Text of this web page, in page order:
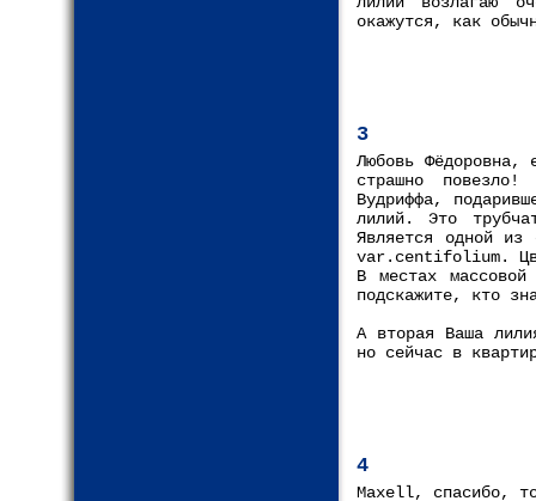
окажутся, как
3
Любовь Фёдоровна,
страшно
Вудриффа,
лилий. Это
Является одной
var.centifolium.
В местах
подскажите, кто
А вторая Ваша
но сейчас в
4
Maxell, спасибо,